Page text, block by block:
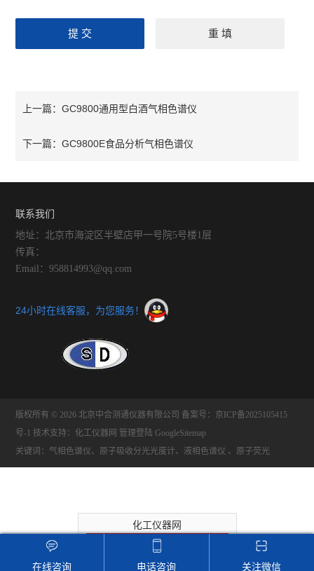
上一篇：GC9800通用型白酒气相色谱仪
下一篇：GC9800E食品分析气相色谱仪
联系我们
地址：北京市海淀区半壁店甲一号院5号楼1层
传真：
Email：958814993@qq.com
24小时在线客服，为您服务！
版权所有 © 2026 北京中合测通仪器有限公司 备案号：京ICP备2025105415
号-1 技术支持： 化工仪器网 管理登陆 GoogleSitemap
关键词：气相色谱仪、原子吸收分光光度计、液相色谱仪 、原子荧光
在线咨询 电话咨询 关注微信
化工仪器网
顶级会员
推荐收藏该企业网站